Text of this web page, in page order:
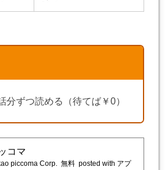
分ずつ読める（待てば￥0）
コマ
piccoma Corp. 無料 posted with アプ